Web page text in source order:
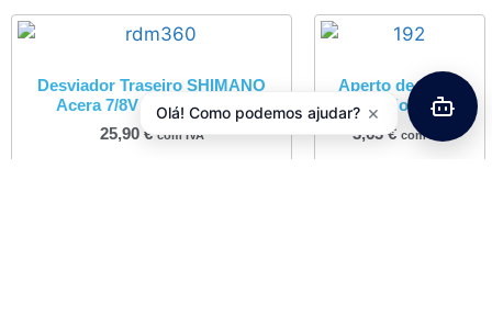
Desviador Traseiro SHIMANO
Acera 7/8V RD-M360SGS
25,90 € com IVA
Aperto de Selim
Aluminio Kalloy
3,63 € com IVA
Olá! Como podemos ajudar? ×